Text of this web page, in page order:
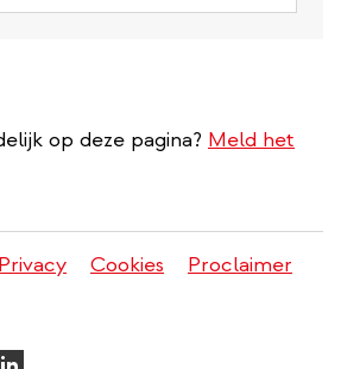
op deze pagina? Meld het
Privacy Cookies
Proclaimer